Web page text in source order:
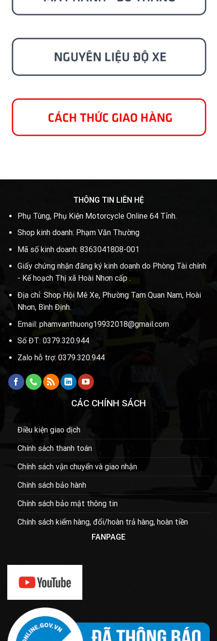
THÔNG TIN LIÊN HỆ
Phụ Tùng, Phụ Kiện Motorcycle Online 64 Tỉnh.
Shop kinh doanh: Phạm Văn Thường
Mã số kinh doanh: 8363041808-001
Giấy chứng nhận đăng ký kinh doanh do Phòng Tài chính
- Kế hoạch Thị xã Hoài Nhơn cấp .
Địa chỉ: Shop Hội Mê Xe, Phường Tam Quan Nam, Hoài
Nhơn, Bình Định.
Email: phamvanthuong19932018@gmail.com
Số ĐT: 0379.320.944
Zalo hỗ trợ: 0379.320.944
CÁC CHÍNH SÁCH
Điều kiện giao dịch
Chính sách thanh toán
Chính sách vận chuyển và giao nhận
Chính sách bảo hành
Chính sách bảo mật thông tin
Chính sách kiểm hàng, đổi/hoàn trả hàng, hoàn tiền
FANPAGE